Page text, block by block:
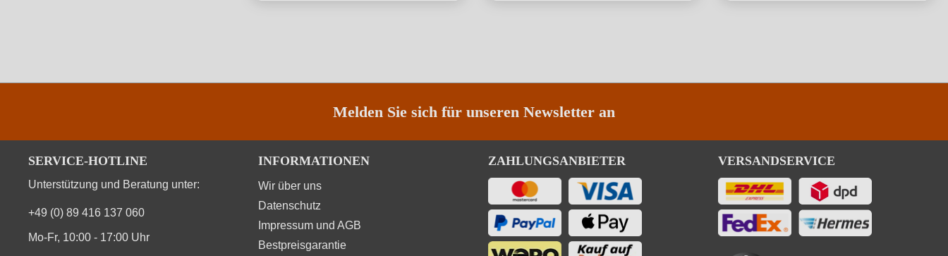
Melden Sie sich für unseren Newsletter an
SERVICE-HOTLINE
Unterstützung und Beratung unter:
+49 (0) 89 416 137 060
Mo-Fr, 10:00 - 17:00 Uhr
INFORMATIONEN
Wir über uns
Datenschutz
Impressum und AGB
Bestpreisgarantie
ZAHLUNGSANBIETER VERSANDSERVICE